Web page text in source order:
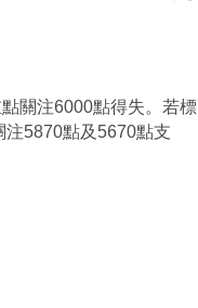
關注6000點得失。若標
5870點及5670點支